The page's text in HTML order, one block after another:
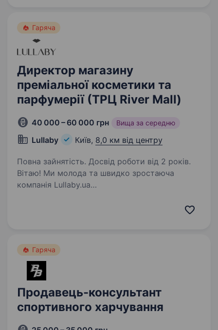
Гаряча
Директор магазину
преміальної косметики та
парфумерії (ТРЦ River Mall)
40 000 – 60 000 грн Вища за середню
Lullaby Київ, 8,0 км від центру
Повна зайнятість. Досвід роботи від 2 років.
Вітаю! Ми молода та швидко зростаюча
компанія Lullaby.ua
магазин є одним з лідерів продажів косметики
Гаряча
Продавець-консультант
спортивного харчування